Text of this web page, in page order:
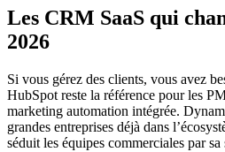
Les CRM SaaS qui
2026
Si vous gérez des clients, vous avez
HubSpot reste la référence pour les
marketing automation intégrée.
grandes entreprises déjà dans
séduit les équipes commerciales par sa